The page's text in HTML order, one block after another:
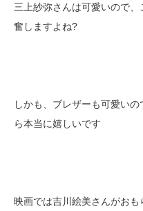
三上紗弥さんは可愛いので
奮しますよね?
しかも、ブレザーも可愛い
ら本当に嬉しいです
映画では吉川絵美さんがお